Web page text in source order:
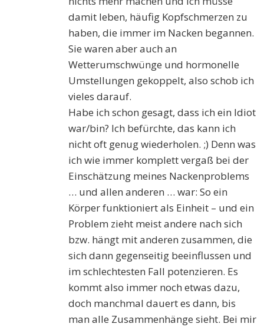
damit leben, häufig Kopfschmerzen zu
haben, die immer im Nacken begannen.
Sie waren aber auch an
Wetterumschwünge und hormonelle
Umstellungen gekoppelt, also schob ich
vieles darauf.
Habe ich schon gesagt, dass ich ein Idiot
war/bin? Ich befürchte, das kann ich
nicht oft genug wiederholen. ;) Denn was
ich wie immer komplett vergaß bei der
Einschätzung meines Nackenproblems
… und allen anderen … war: So ein
Körper funktioniert als Einheit – und ein
Problem zieht meist andere nach sich
bzw. hängt mit anderen zusammen, die
sich dann gegenseitig beeinflussen und
im schlechtesten Fall potenzieren. Es
kommt also immer noch etwas dazu,
doch manchmal dauert es dann, bis
man alle Zusammenhänge sieht. Bei mir